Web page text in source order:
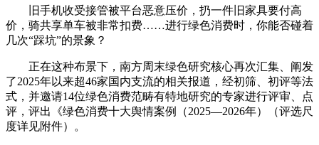
旧手机收受接管被平台恶意压价，扔一件旧家具要付高
价，骑共享单车被非常扣费……进行绿色消费时，你能否碰着
几次“踩坑”的景象？
正在这种布景下，南方周末绿色研究核心再次汇集、阐发
了2025年以来超46家国内支流的相关报道，经初筛、初评等法
式，并邀请14位绿色消费范畴有特地研究的专家进行评审、点
评，评出《绿色消费十大舆情案例（2025—2026年）（评选尺
度详见附件）。